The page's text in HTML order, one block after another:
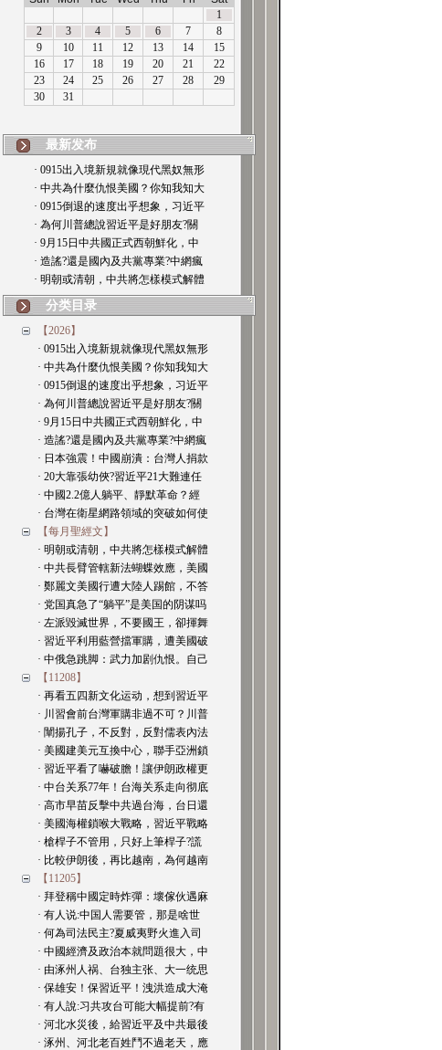
最新发布
· 0915出入境新規就像現代黑奴無形
· 中共為什麼仇恨美國？你知我知大
· 0915倒退的速度出乎想象，习近平
· 為何川普總說習近平是好朋友?關
· 9月15日中共國正式西朝鮮化，中
· 造謠?還是國內及共黨專業?中網瘋
· 明朝或清朝，中共將怎樣模式解體
分类目录
【2026】
· 0915出入境新規就像現代黑奴無形
· 中共為什麼仇恨美國？你知我知大
· 0915倒退的速度出乎想象，习近平
· 為何川普總說習近平是好朋友?關
· 9月15日中共國正式西朝鮮化，中
· 造謠?還是國內及共黨專業?中網瘋
· 日本強震！中國崩潰：台灣人捐款
· 20大靠張幼俠?習近平21大難連任
· 中國2.2億人躺平、靜默革命？經
· 台灣在衛星網路領域的突破如何使
【每月聖經文】
· 明朝或清朝，中共將怎樣模式解體
· 中共長臂管轄新法蝴蝶效應，美國
· 鄭麗文美國行遭大陸人踢館，不答
· 党国真急了“躺平”是美国的阴谋吗
· 左派毀滅世界，不要國王，卻揮舞
· 習近平利用藍營擋軍購，遭美國破
· 中俄急跳脚：武力加剧仇恨。自己
【11208】
· 再看五四新文化运动，想到習近平
· 川習會前台灣軍購非過不可？川普
· 闡揚孔子，不反對，反對儒表內法
· 美國建美元互換中心，聯手亞洲鎖
· 習近平看了嚇破膽！讓伊朗政權更
· 中台关系77年！台海关系走向彻底
· 高市早苗反擊中共過台海，台日還
· 美國海權鎖喉大戰略，習近平戰略
· 槍桿子不管用，只好上筆桿子?謊
· 比較伊朗後，再比越南，為何越南
【11205】
· 拜登稱中國定時炸彈：壞傢伙遇麻
· 有人说:中国人需要管，那是啥世
· 何為司法民主?夏威夷野火進入司
· 中國經濟及政治本就問題很大，中
· 由涿州人祸、台独主张、大一统思
· 保雄安！保習近平！洩洪造成大淹
· 有人說:习共攻台可能大幅提前?有
· 河北水災後，給習近平及中共最後
· 涿州、河北老百姓鬥不過老天，應